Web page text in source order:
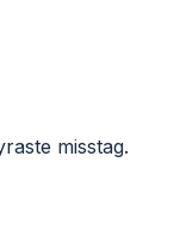
misstag.